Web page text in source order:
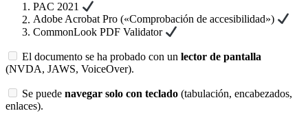
PAC 2021
Adobe Acrobat Pro («Comprobación de accesibilidad»)
CommonLook PDF Validator
El documento se ha probado con un lector de pantalla
(NVDA, JAWS, VoiceOver).
Se puede navegar solo con teclado (tabulación, encabezados,
enlaces).